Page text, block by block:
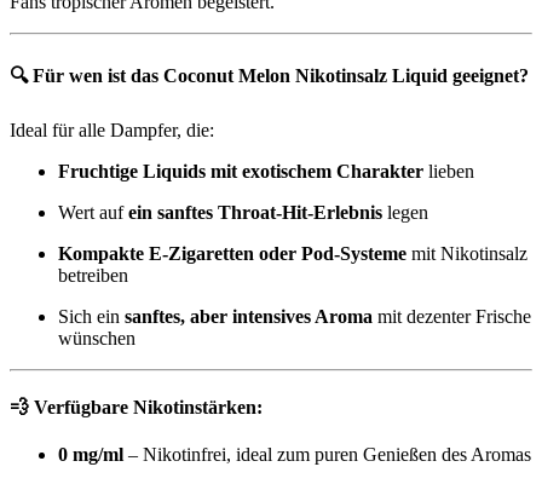
🔍 Für wen ist das Coconut Melon Nikotinsalz Liquid geeignet?
Ideal für alle Dampfer, die:
Fruchtige Liquids mit exotischem Charakter lieben
Wert aufein sanftes Throat-Hit-Erlebnis legen
Kompakte E-Zigaretten oder Pod-Systeme mit Nikotinsalz
betreiben
Sich ein sanftes, aber intensives Aroma mit dezenter Frische
wünschen
💨 Verfügbare Nikotinstärken:
0 mg/ml – Nikotinfrei, ideal zum puren Genießen des Aromas